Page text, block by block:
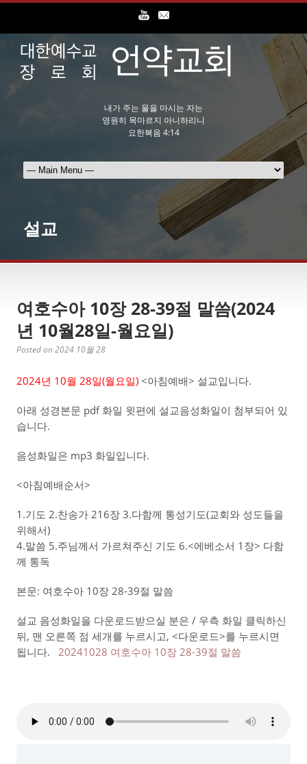
내가 주는 물을 마시는 자는
영원히 목마르지 아니하리니
요한복음 4:14
설교
여호수아 10장 28-39절 말씀(2024
년 10월28일-월요일)
Posted on 2024 10월 28
2024년 10월 28일(월요일) <아침예배> 설교입니다.
아래 성경본문 pdf 화일 윗편에 설교음성화일이 첨부되어 있
습니다.
음성화일은 mp3 화일입니다.
<아침예배순서>
1.기도 2.찬송가 216장 3.다함께 통성기도(교회와 성도들을
위해서)
4.말씀 5.주님께서 가르쳐주신 기도 6.<에베소서 1장> 다함
께 통독
본문: 여호수아 10장 28-39절 말씀
설교 음성화일을 다운로드받으실 분은 / 우측 화일 클릭하신
뒤, 맨 오른쪽 점 세개를 누르시고, <다운로드>를 누르시면
됩니다. 20241028 여호수아 10장 28-39절 말씀